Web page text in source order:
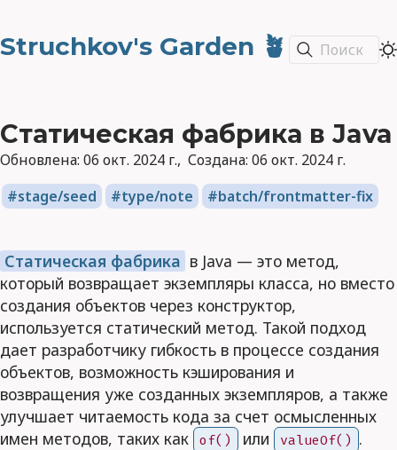
Struchkov's Garden 🪴 Поиск
Статическая фабрика в Java
Обновлена: 06 окт. 2024 г. Создана: 06 окт. 2024 г.
stage/seed
type/note batch/frontmatter-fix
Статическая фабрика в Java — это метод,
который возвращает экземпляры класса, но вместо
создания объектов через конструктор,
используется статический метод. Такой подход
дает разработчику гибкость в процессе создания
объектов, возможность кэширования и
возвращения уже созданных экземпляров, а также
улучшает читаемость кода за счет осмысленных
имен методов, таких как
of() или valueOf() .